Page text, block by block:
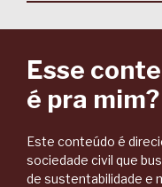
Esse
é pra mim?
Este conteúdo é
sociedade civil que
de sustentabilidade e